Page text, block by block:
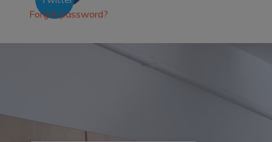
Forgot password?